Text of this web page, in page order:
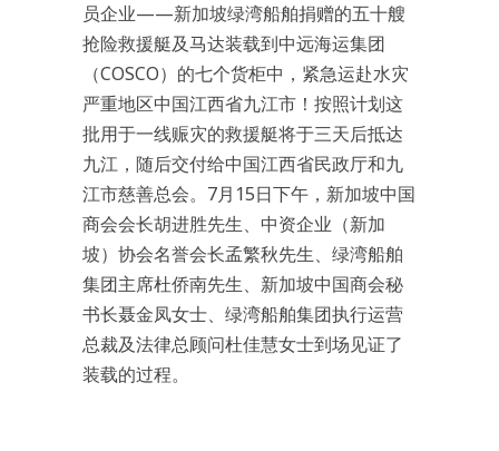
员企业——新加坡绿湾船舶捐赠的五十艘
抢险救援艇及马达装载到中远海运集团
（COSCO）的七个货柜中，紧急运赴水灾
严重地区中国江西省九江市！按照计划这
批用于一线赈灾的救援艇将于三天后抵达
九江，随后交付给中国江西省民政厅和九
江市慈善总会。7月15日下午，新加坡中国
商会会长胡进胜先生、中资企业（新加
坡）协会名誉会长孟繁秋先生、绿湾船舶
集团主席杜侨南先生、新加坡中国商会秘
书长聂金凤女士、绿湾船舶集团执行运营
总裁及法律总顾问杜佳慧女士到场见证了
装载的过程。